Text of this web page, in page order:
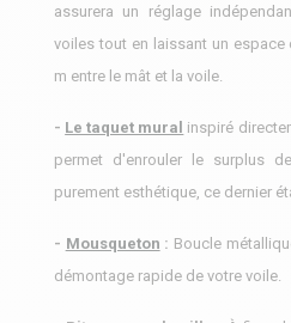
assurera un réglage
voiles tout en laissant un espace
m entre le mât et la voile.
- Le taquet mural inspiré
permet d'enrouler le surplus
purement esthétique, ce dernier
- Mousqueton : Boucle
démontage rapide de votre voile.